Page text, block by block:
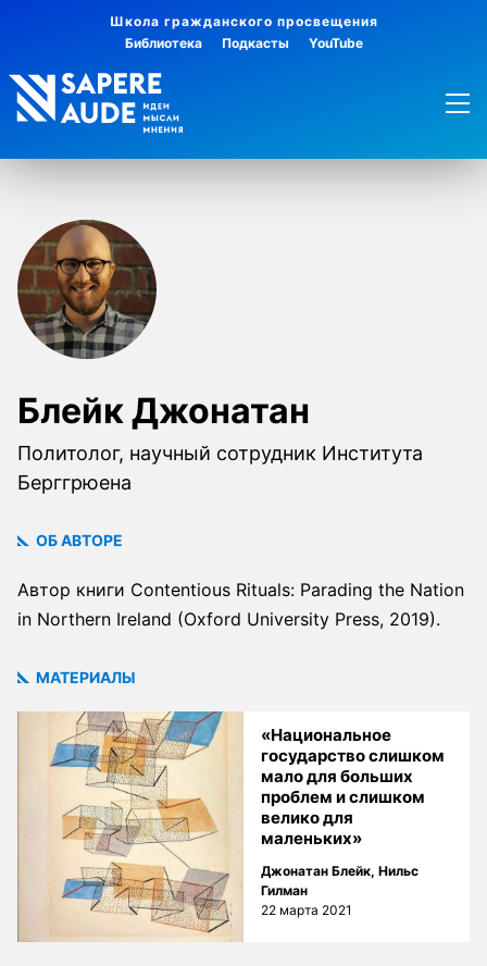
Школа гражданского просвещения
Библиотека
Подкасты YouTube
Блейк Джонатан
Политолог, научный сотрудник Института
Берггрюена
ОБ АВТОРЕ
Автор книги Contentious Rituals: Parading the Nation
in Northern Ireland (Oxford University Press, 2019).
МАТЕРИАЛЫ
«Национальное
государство слишком
мало для больших
проблем и слишком
велико для
маленьких»
Джонатан Блейк, Нильс
Гилман
22 марта 2021